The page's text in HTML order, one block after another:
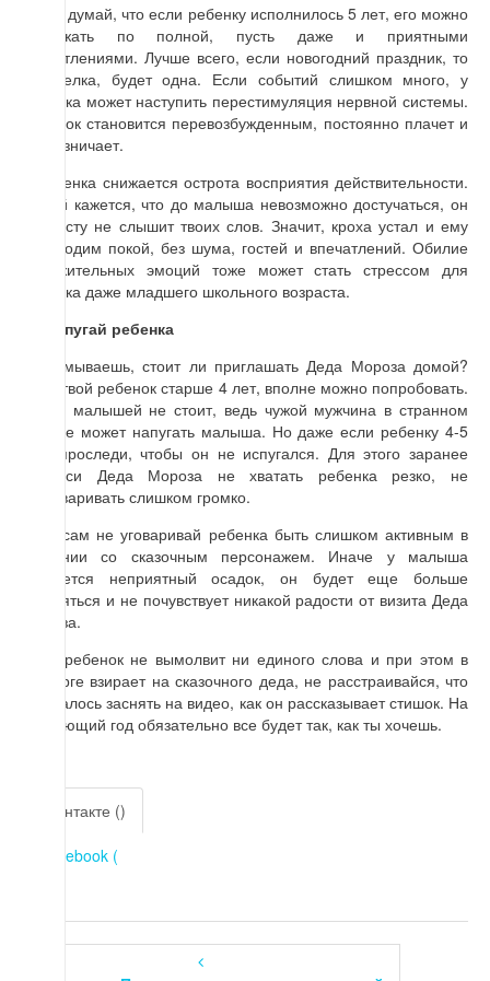
Но не думай, что если ребенку исполнилось 5 лет, его можно
нагружать по полной, пусть даже и приятными
впечатлениями. Лучше всего, если новогодний праздник, то
есть елка, будет одна. Если событий слишком много, у
ребенка может наступить перестимуляция нервной системы.
Ребенок становится перевозбужденным, постоянно плачет и
капризничает.
У ребенка снижается острота восприятия действительности.
Порой кажется, что до малыша невозможно достучаться, он
попросту не слышит твоих слов. Значит, кроха устал и ему
необходим покой, без шума, гостей и впечатлений. Обилие
положительных эмоций тоже может стать стрессом для
ребенка даже младшего школьного возраста.
НE напугай ребенка
Раздумываешь, стоит ли приглашать Деда Мороза домой?
Если твой ребенок старше 4 лет, вполне можно попробовать.
А для малышей не стоит, ведь чужой мужчина в странном
наряде может напугать малыша. Но даже если ребенку 4-5
лет, проследи, чтобы он не испугался. Для этого заранее
попроси Деда Мороза не хватать ребенка резко, не
разговаривать слишком громко.
Да и сам не уговаривай ребенка быть слишком активным в
общении со сказочным персонажем. Иначе у малыша
останется неприятный осадок, он будет еще больше
стесняться и не почувствует никакой радости от визита Деда
Мороза.
Если ребенок не вымолвит ни единого слова и при этом в
восторге взирает на сказочного деда, не расстраивайся, что
не удалось заснять на видео, как он рассказывает стишок. На
следующий год обязательно все будет так, как ты хочешь.
Вконтакте ()
Facebook (